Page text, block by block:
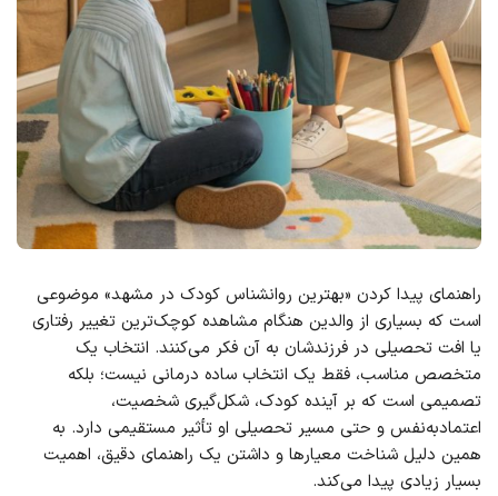
راهنمای پیدا کردن «بهترین روانشناس کودک در مشهد» موضوعی
است که بسیاری از والدین هنگام مشاهده کوچک‌ترین تغییر رفتاری
یا افت تحصیلی در فرزندشان به آن فکر می‌کنند. انتخاب یک
متخصص مناسب، فقط یک انتخاب ساده درمانی نیست؛ بلکه
تصمیمی است که بر آینده کودک، شکل‌گیری شخصیت،
اعتمادبه‌نفس و حتی مسیر تحصیلی او تأثیر مستقیمی دارد. به
همین دلیل شناخت معیارها و داشتن یک راهنمای دقیق، اهمیت
بسیار زیادی پیدا می‌کند.